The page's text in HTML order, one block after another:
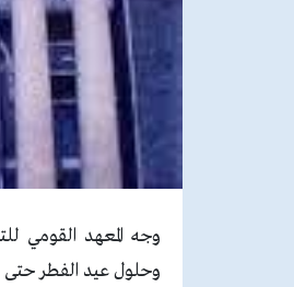
وجه المعهد القومي
وحلول عيد الفطر